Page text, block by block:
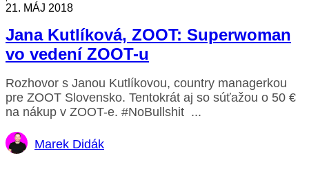
21. MÁJ 2018
Jana Kutlíková, ZOOT: Superwoman
vo vedení ZOOT-u
Rozhovor s Janou Kutlíkovou, country managerkou
pre ZOOT Slovensko. Tentokrát aj so súťažou o 50 €
na nákup v ZOOT-e. #NoBullshit ...
Marek Didák